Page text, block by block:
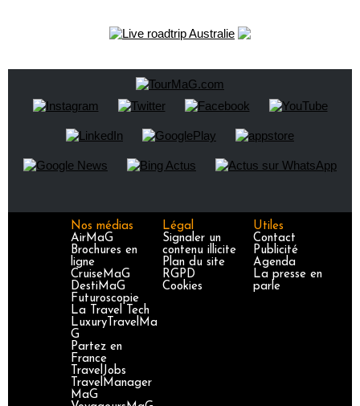
Nos médias
AirMaG
Brochures en
ligne
CruiseMaG
DestiMaG
Futuroscopie
La Travel Tech
LuxuryTravelMa
G
Partez en
France
TravelJobs
TravelManager
MaG
Légal
Signaler un
contenu illicite
Plan du site
RGPD
Cookies
Utiles
Contact
Publicité
Agenda
La presse en
parle